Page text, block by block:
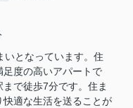
いとなっています。住
度の高いアパートで
で徒歩7分です。住ま
適な生活を送ることが